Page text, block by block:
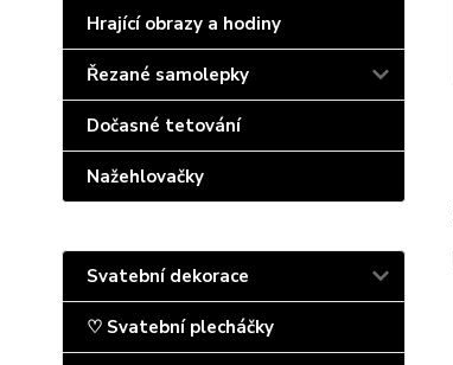
Hrající obrazy a hodiny
Řezané samolepky
Dočasné tetování
Nažehlovačky
Svatební dekorace
♡ Svatební plecháčky